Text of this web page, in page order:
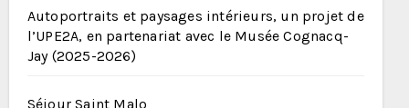
Autoportraits et paysages intérieurs, un projet de
l’UPE2A, en partenariat avec le Musée Cognacq-
Jay (2025-2026)
Séjour Saint Malo